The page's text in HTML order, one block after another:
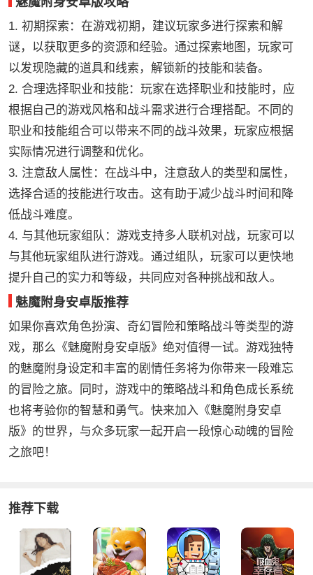
1. 初期探索：在游戏初期，建议玩家多进行探索和解
谜，以获取更多的资源和经验。通过探索地图，玩家可
以发现隐藏的道具和线索，解锁新的技能和装备。
2. 合理选择职业和技能：玩家在选择职业和技能时，应
根据自己的游戏风格和战斗需求进行合理搭配。不同的
职业和技能组合可以带来不同的战斗效果，玩家应根据
实际情况进行调整和优化。
3. 注意敌人属性：在战斗中，注意敌人的类型和属性，
选择合适的技能进行攻击。这有助于减少战斗时间和降
低战斗难度。
4. 与其他玩家组队：游戏支持多人联机对战，玩家可以
与其他玩家组队进行游戏。通过组队，玩家可以更快地
提升自己的实力和等级，共同应对各种挑战和敌人。
魅魔附身安卓版推荐
如果你喜欢角色扮演、奇幻冒险和策略战斗等类型的游
戏，那么《魅魔附身安卓版》绝对值得一试。游戏独特
的魅魔附身设定和丰富的剧情任务将为你带来一段难忘
的冒险之旅。同时，游戏中的策略战斗和角色成长系统
也将考验你的智慧和勇气。快来加入《魅魔附身安卓
版》的世界，与众多玩家一起开启一段惊心动魄的冒险
之旅吧！
推荐下载